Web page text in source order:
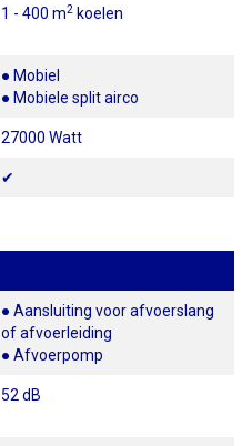
1 - 400 m2 koelen
● Mobiel
● Mobiele split airco
27000 Watt
✔
● Aansluiting voor afvoerslang
of afvoerleiding
● Afvoerpomp
52 dB